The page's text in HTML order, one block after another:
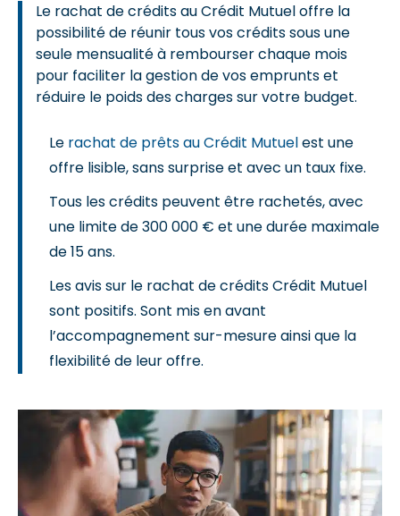
Le rachat de crédits au Crédit Mutuel offre la
possibilité de réunir tous vos crédits sous une
seule mensualité à rembourser chaque mois
pour faciliter la gestion de vos emprunts et
réduire le poids des charges sur votre budget.
Le rachat de prêts au Crédit Mutuelest une
offre lisible, sans surprise et avec un taux fixe.
Tous les crédits peuvent être rachetés, avec
une limite de 300 000 € et une durée maximale
de 15 ans.
Les avis sur le rachat de crédits Crédit Mutuel
sont positifs. Sont mis en avant
l’accompagnement sur-mesure ainsi que la
flexibilité de leur offre.